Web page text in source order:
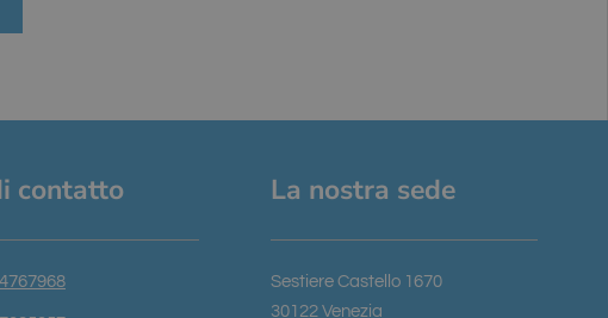
contatto La nostra sede
Sestiere Castello 1670
30122 Venezia